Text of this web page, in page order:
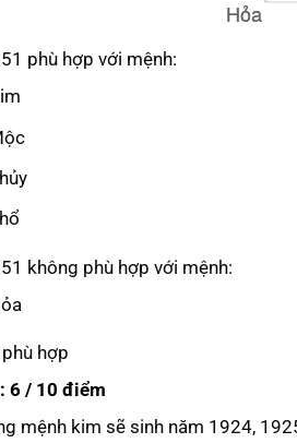
phù hợp với mệnh:
không phù hợp với mệnh:
hợp
6 / 10 điểm
mệnh kim sẽ sinh năm 1924,